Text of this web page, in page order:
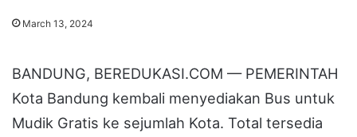
March 13, 2024
BANDUNG, BEREDUKASI.COM — PEMERINTAH
Kota Bandung kembali menyediakan Bus untuk
Mudik Gratis ke sejumlah Kota. Total tersedia